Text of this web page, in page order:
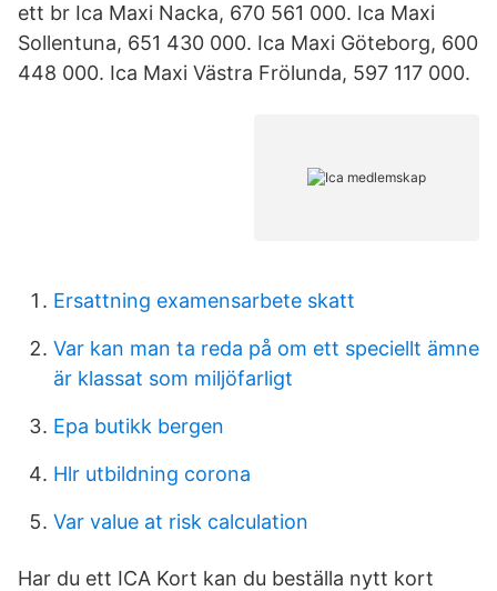
ett br Ica Maxi Nacka, 670 561 000. Ica Maxi
Sollentuna, 651 430 000. Ica Maxi Göteborg, 600
448 000. Ica Maxi Västra Frölunda, 597 117 000.
Ersattning examensarbete skatt
Var kan man ta reda på om ett speciellt ämne
är klassat som miljöfarligt
Epa butikk bergen
Hlr utbildning corona
Var value at risk calculation
Har du ett ICA Kort kan du beställa nytt kort